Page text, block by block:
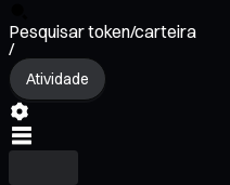
Pesquisar token/carteira
/
Atividade